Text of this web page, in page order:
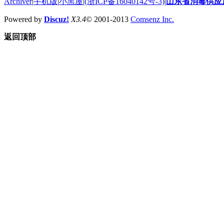
Powered by Discuz! X3.4© 2001-2013 Comsenz Inc.
返回顶部